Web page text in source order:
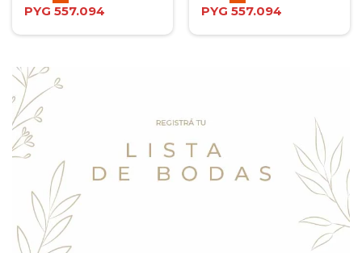
PYG 557.094 PYG 557.094